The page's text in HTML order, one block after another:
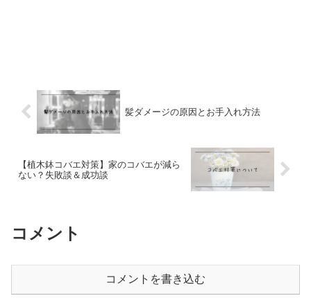
髪ダメージの原因とお手入れ方法
【植木鉢コバエ対策】家のコバエが減ら
ない？失敗談＆成功談
コメント
コメントを書き込む